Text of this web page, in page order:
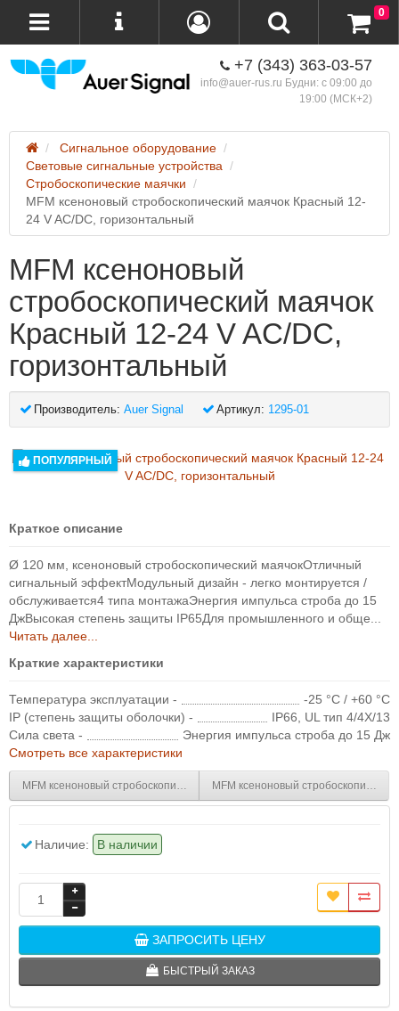
+7 (343) 363-03-57
info@auer-rus.ru Будни: с 09:00 до
19:00 (МСК+2)
0
Сигнальное оборудование
Световые сигнальные устройства
Стробоскопические маячки
MFM ксеноновый стробоскопический маячок Красный 12-
24 V AC/DC, горизонтальный
MFM ксеноновый
стробоскопический маячок
Красный 12-24 V AC/DC,
горизонтальный
Производитель: Auer Signal Артикул: 1295-01
ПОПУЛЯРНЫЙ
Краткое описание
Ø 120 мм, ксеноновый стробоскопический маячокОтличный
сигнальный эффектМодульный дизайн - легко монтируется /
обслуживается4 типа монтажаЭнергия импульса строба до 15
ДжВысокая степень защиты IP65Для промышленного и обще...
Читать далее...
Краткие характеристики
Температура эксплуатации -
-25 °C / +60 °C
IP (степень защиты оболочки) -
IP66, UL тип 4/4X/13
Сила света -
Энергия импульса строба до 15 Дж
Смотреть все характеристики
MFM ксеноновый стробоскопический маячок Красный 110-120 V AC,
MFM ксеноновый
Наличие: В наличии
ЗАПРОСИТЬ ЦЕНУ
БЫСТРЫЙ ЗАКАЗ